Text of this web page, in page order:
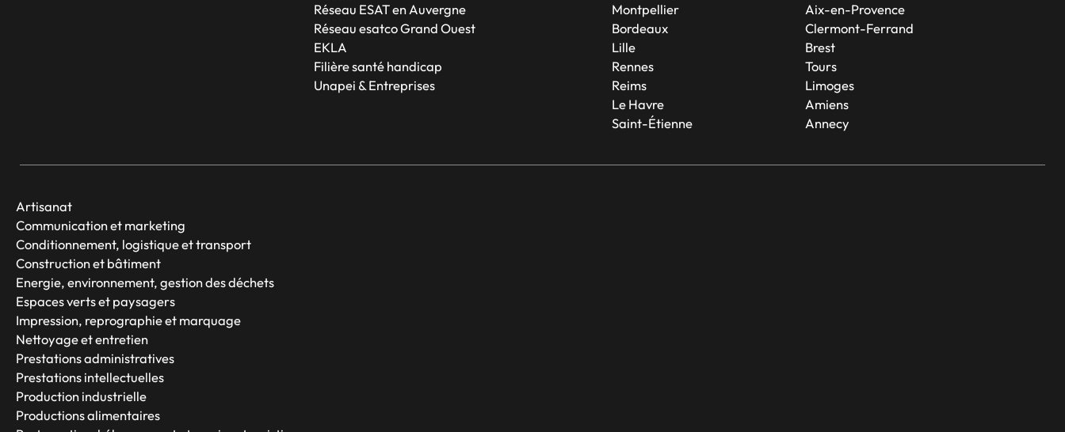
Réseau ESAT en Auvergne
Réseau esatco Grand Ouest
EKLA
Filière santé handicap
Unapei & Entreprises
Montpellier
Bordeaux
Lille
Rennes
Reims
Le Havre
Saint-Étienne
Aix-en-Provence
Clermont-Ferrand
Brest
Tours
Limoges
Amiens
Annecy
Artisanat
Communication et marketing
Conditionnement, logistique et transport
Construction et bâtiment
Energie, environnement, gestion des déchets
Espaces verts et paysagers
Impression, reprographie et marquage
Nettoyage et entretien
Prestations administratives
Prestations intellectuelles
Production industrielle
Productions alimentaires